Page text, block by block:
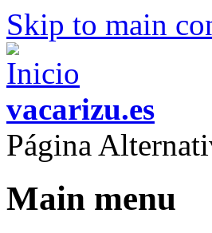
Skip to main
vacarizu.es
Página
Main menu